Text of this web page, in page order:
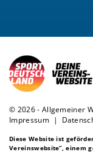
© 2026 - Allgemeiner
Impressum|
Diese Website ist
Vereinswebsite”, einem